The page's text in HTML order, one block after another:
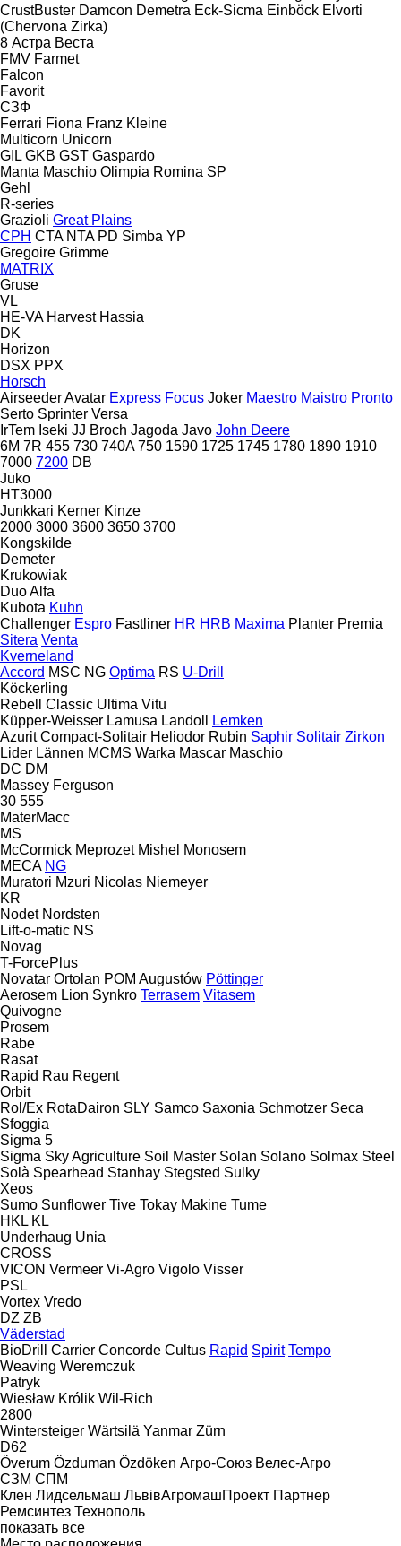
CrustBuster Damcon Demetra Eck-Sicma Einböck Elvorti
(Chervona Zirka)
8 Астра Веста
FMV Farmet
Falcon
Favorit
СЗФ
Ferrari Fiona Franz Kleine
Multicorn Unicorn
GIL GKB GST Gaspardo
Manta Maschio Olimpia Romina SP
Gehl
R-series
Grazioli Great Plains
CPH CTA NTA PD Simba YP
Gregoire Grimme
MATRIX
Gruse
VL
HE-VA Harvest Hassia
DK
Horizon
DSX PPX
Horsch
AirseederAvatar Express Focus Joker Maestro Maistro Pronto
Serto Sprinter Versa
IrTem Iseki JJ Broch Jagoda Javo John Deere
6M 7R 455 730 740A 750 1590 1725 1745 1780 1890 1910
7000 7200 DB
Juko
HT3000
Junkkari Kerner Kinze
2000 3000 3600 3650 3700
Kongskilde
Demeter
Krukowiak
Duo Alfa
Kubota Kuhn
Challenger Espro Fastliner HR HRB Maxima Planter Premia
Sitera Venta
Kverneland
Accord MSC NG Optima RS U-Drill
Köckerling
Rebell Classic Ultima Vitu
Küpper-Weisser Lamusa Landoll
Lemken
Azurit Compact-Solitair Heliodor Rubin Saphir Solitair Zirkon
Lider Lännen MCMS Warka Mascar Maschio
DC DM
Massey Ferguson
30 555
MaterMacc
MS
McCormick Meprozet Mishel Monosem
MECA NG
Muratori Mzuri Nicolas Niemeyer
KR
Nodet Nordsten
Lift-o-matic NS
Novag
T-ForcePlus
Novatar Ortolan POM Augustów Pöttinger
Aerosem Lion Synkro Terrasem Vitasem
Quivogne
Prosem
Rabe
Rasat
Rapid Rau Regent
Orbit
Rol/Ex RotaDairon SLY Samco Saxonia Schmotzer Seca
Sfoggia
Sigma 5
Sigma Sky Agriculture Soil Master Solan Solano Solmax Steel
Solà Spearhead Stanhay Stegsted Sulky
Xeos
Sumo Sunflower Tive Tokay Makine Tume
HKL KL
Underhaug Unia
CROSS
VICON Vermeer Vi-Agro Vigolo Visser
PSL
Vortex Vredo
DZ ZB
Väderstad
BioDrill
Carrier Concorde Cultus Rapid Spirit Tempo
Weaving Weremczuk
Patryk
Wiesław Królik Wil-Rich
2800
Wintersteiger Wärtsilä Yanmar Zürn
D62
Överum Özduman Özdöken Агро-Союз Велес-Агро
СЗМ СПМ
Клен Лидсельмаш ЛьвівАгромашПроект Партнер
Ремсинтез Технополь
показать все